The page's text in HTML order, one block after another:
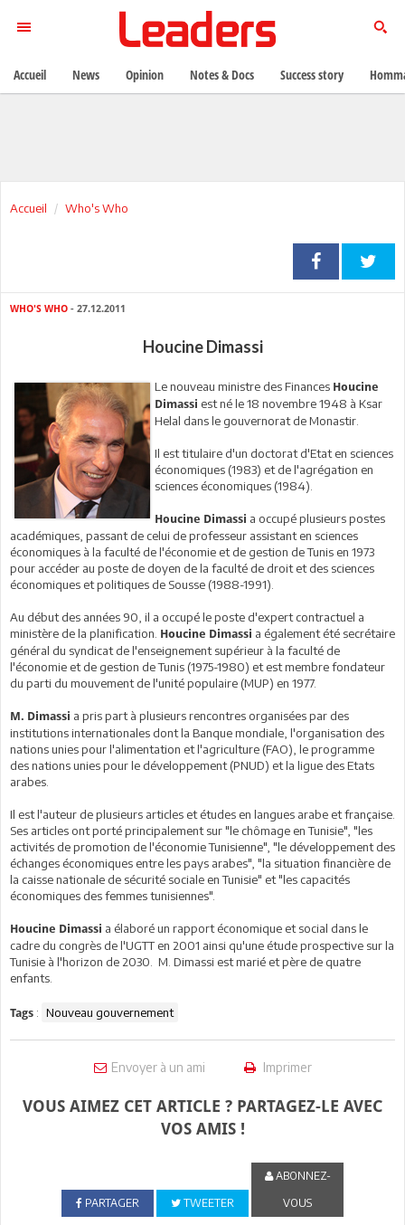
Accueil Who's Who
WHO'S WHO - 27.12.2011
Houcine Dimassi
Le nouveau ministre des Finances Houcine
Dimassi est né le 18 novembre 1948 à Ksar
Helal dans le gouvernorat de Monastir.
Il est titulaire d'un doctorat d'Etat en sciences
économiques (1983) et de l'agrégation en
sciences économiques (1984).
Houcine Dimassi a occupé plusieurs postes
académiques, passant de celui de professeur assistant en sciences
économiques à la faculté de l'économie et de gestion de Tunis en 1973
pour accéder au poste de doyen de la faculté de droit et des sciences
économiques et politiques de Sousse (1988-1991).
Au début des années 90, il a occupé le poste d'expert contractuel a
ministère de la planification. Houcine Dimassi a également été secrétaire
général du syndicat de l'enseignement supérieur à la faculté de
l'économie et de gestion de Tunis (1975-1980) et est membre fondateur
du parti du mouvement de l'unité populaire (MUP) en 1977.
M. Dimassi a pris part à plusieurs rencontres organisées par des
institutions internationales dont la Banque mondiale, l'organisation des
nations unies pour l'alimentation et l'agriculture (FAO), le programme
des nations unies pour le développement (PNUD) et la ligue des Etats
arabes.
Il est l'auteur de plusieurs articles et études en langues arabe et française.
Ses articles ont porté principalement sur "le chômage en Tunisie", "les
activités de promotion de l'économie Tunisienne", "le développement des
échanges économiques entre les pays arabes", "la situation financière de
la caisse nationale de sécurité sociale en Tunisie" et "les capacités
économiques des femmes tunisiennes".
Houcine Dimassi a élaboré un rapport économique et social dans le
cadre du congrès de l'UGTT en 2001 ainsi qu'une étude prospective sur la
Tunisie à l'horizon de 2030. M. Dimassi est marié et père de quatre
enfants.
Tags : Nouveau gouvernement
Envoyer à un ami Imprimer
VOUS AIMEZ CET ARTICLE ? PARTAGEZ-LE AVEC
VOS AMIS !
PARTAGER TWEETER
ABONNEZ-
VOUS
Accueil News Opinion Notes & Docs Success story